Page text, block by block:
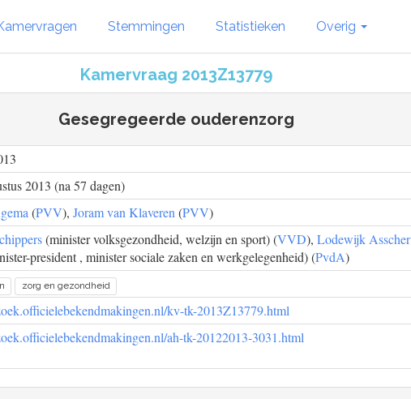
Stemmingen Statistieken Overig
Kamervraag 2013Z13779
Gesegregeerde ouderenzorg
2013 (na 57 dagen)
(PVV), Joram van Klaveren (PVV)
(minister volksgezondheid, welzijn en sport) (VVD), Lodewijk Asscher
president , minister sociale zaken en werkgelegenheid) (PvdA)
zorg en gezondheid
kv-tk-2013Z13779.html
ah-tk-20122013-3031.html